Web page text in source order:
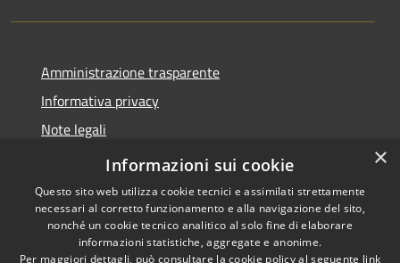
Amministrazione trasparente
Informativa privacy
Note legali
Dichiarazione di accessibilità
Copyright © 2026 • Comune di
×
Informazioni sui cookie
Questo sito web utilizza cookie tecnici e assimilati strettamente
necessari al corretto funzionamento e alla navigazione del sito,
nonché un cookie tecnico analitico al solo fine di elaborare
informazioni statistiche, aggregate e anonime.
Per maggiori dettagli, può consultare la cookie policy al seguente link